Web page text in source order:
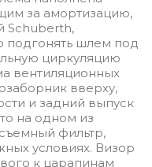
за амортизацию,
Schuberth,
подгонять шлем под
циркуляцию
вентиляционных
вверху,
и задний выпуск
на одном из
фильтр,
условиях. Визор
к царапинам